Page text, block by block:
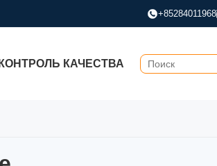
+85284011968
КОНТРОЛЬ КАЧЕСТВА